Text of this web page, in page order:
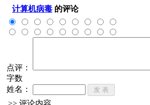
计算机病毒 的评论
点评：
字数
姓名：
>> 评论内容